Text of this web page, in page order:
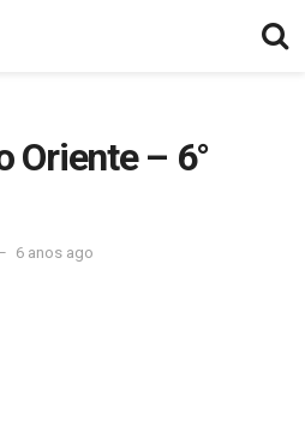
Oriente – 6°
6 anos ago